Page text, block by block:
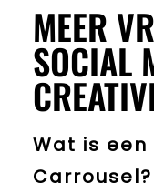
MEER
SOCIAL
Wat is een
Carrousel?